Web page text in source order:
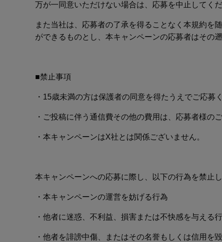
万が一同意いただけない場合は、応募を中止してくだ
また当社は、応募者の了承を得ることなく本規約を
ができるものとし、本キャンペーンの応募者はその
■禁止事項
・15歳未満の方は保護者の同意を得たうえでご応募
・ご投稿に伴う通信費その他の費用は、応募者様の
・本キャンペーンはX社とは関係ございません。
本キャンペーンへの応募に際し、以下の行為を禁止し
・本キャンペーンの運営を妨げる行為
・他者に迷惑、不利益、損害または不快感を与える
・他者を誹謗中傷、またはその名誉もしくは信用を